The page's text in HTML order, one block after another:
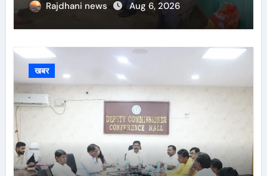
Rajdhani news Aug 6, 2026
खबर